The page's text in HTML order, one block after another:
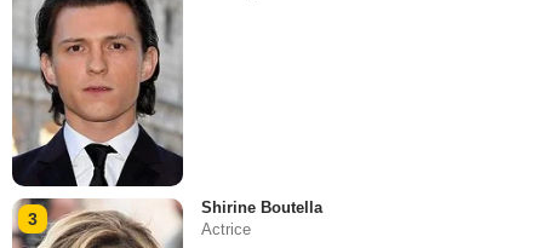
3
Shirine Boutella
Actrice